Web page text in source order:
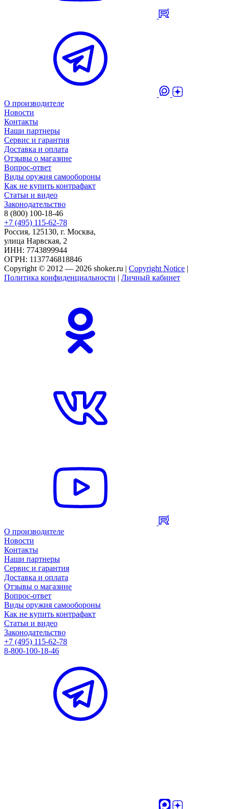
О производителе
Новости
Контакты
Наши партнеры
Сервис и гарантия
Доставка и оплата
Отзывы о магазине
Вопрос-ответ
Виды оружия самообороны
Как не купить контрафакт
Статьи и видео
Законодательство
8 (800) 100-18-46
+7 (495) 115-62-78
Россия, 125130, г. Москва,
улица Нарвская, 2
ИНН: 7743899944
ОГРН: 1137746818846
Copyright © 2012 — 2026 shoker.ru | Copyright Notice |
Политика конфиденциальности | Личный кабинет
О производителе
Новости
Контакты
Наши партнеры
Сервис и гарантия
Доставка и оплата
Отзывы о магазине
Вопрос-ответ
Виды оружия самообороны
Как не купить контрафакт
Статьи и видео
Законодательство
+7 (495) 115-62-78
8-800-100-18-46